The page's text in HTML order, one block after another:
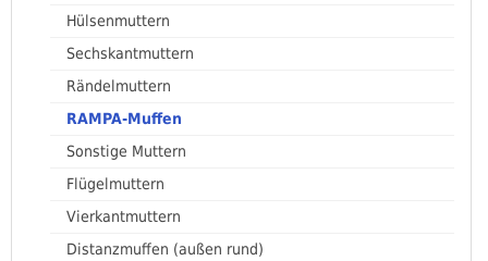
Hülsenmuttern
Sechskantmuttern
Rändelmuttern
RAMPA-Muffen
Sonstige Muttern
Flügelmuttern
Vierkantmuttern
Distanzmuffen (außen rund)